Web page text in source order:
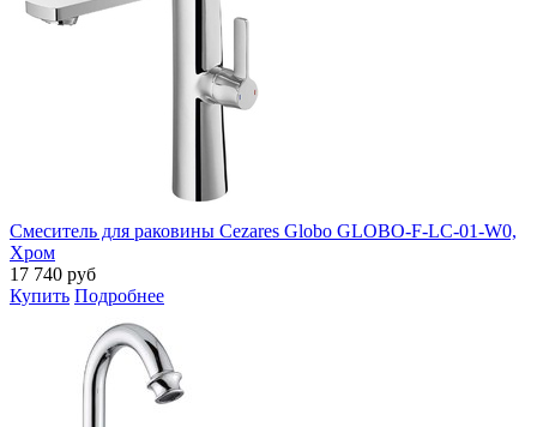
Смеситель для раковины Cezares Globo GLOBO-F-LC-01-W0,
Хром
17 740 руб
Купить Подробнее